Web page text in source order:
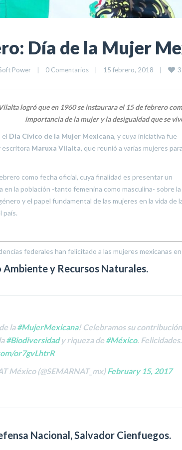
Día de la Mujer
Power 0 Comentarios 15 febrero, 2018 3
logró que en 1960 se instaurara el 15 de febrero
importancia de la mujer y la desigualdad que se
el Día Cívico de la Mujer Mexicana, y cuya iniciativa fue
escritora Maruxa Vilalta, que reunió a varias mujeres para
como fecha oficial, cuya finalidad es presentar un
en la población -tanto femenina como masculina- sobre la
y el papel fundamental de las mujeres en la vida de
país.
federales han felicitado a las mujeres mexicanas
y Recursos Naturales.
la#MujerMexicana! Celebramos su
#Biodiversidady riqueza de #México. Felicidades.
or7gvLhtrR
México (@SEMARNAT_mx)February 15, 2017
Nacional, Salvador Cienfuegos.